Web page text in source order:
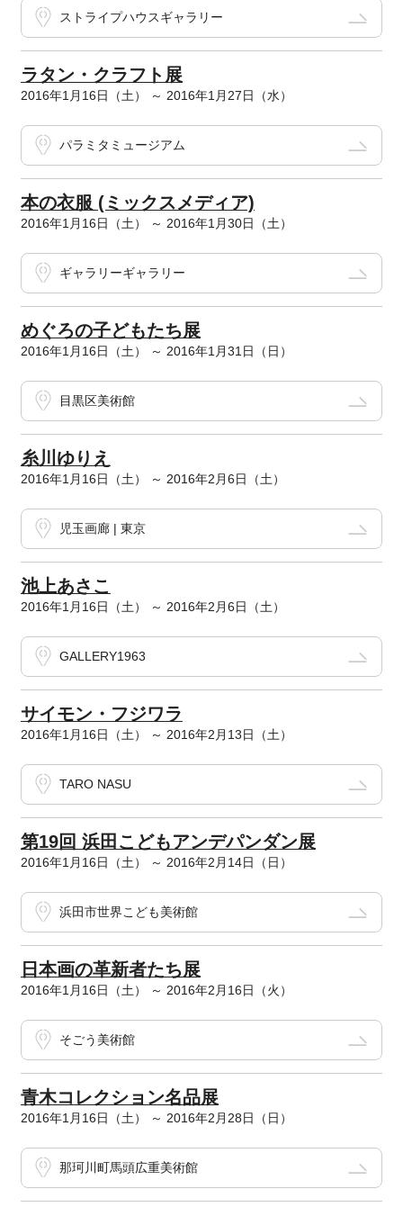
ストライプハウスギャラリー
ラタン・クラフト展
2016年1月16日（土） ～ 2016年1月27日（水）
パラミタミュージアム
本の衣服 (ミックスメディア)
2016年1月16日（土） ～ 2016年1月30日（土）
ギャラリーギャラリー
めぐろの子どもたち展
2016年1月16日（土） ～ 2016年1月31日（日）
目黒区美術館
糸川ゆりえ
2016年1月16日（土） ～ 2016年2月6日（土）
児玉画廊 | 東京
池上あさこ
2016年1月16日（土） ～ 2016年2月6日（土）
GALLERY1963
サイモン・フジワラ
2016年1月16日（土） ～ 2016年2月13日（土）
TARO NASU
第19回 浜田こどもアンデパンダン展
2016年1月16日（土） ～ 2016年2月14日（日）
浜田市世界こども美術館
日本画の革新者たち展
2016年1月16日（土） ～ 2016年2月16日（火）
そごう美術館
青木コレクション名品展
2016年1月16日（土） ～ 2016年2月28日（日）
那珂川町馬頭広重美術館